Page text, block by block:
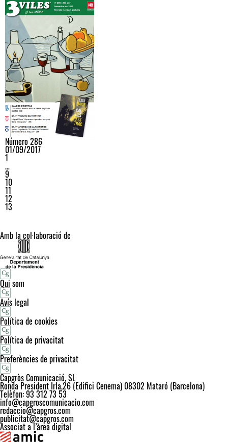
Número 286
01/09/2017
1
…
9
10
11
12
13
Amb la col·laboració de
Qui som
Avís legal
Política de cookies
Política de privacitat
Preferències de privacitat
Capgròs Comunicació, SL
Ronda President Irla,26 (Edifici Cenema) 08302 Mataró (Barcelona)
Telèfon: 93 312 73 53
info@capgroscomunicacio.com
redaccio@capgros.com
publicitat@capgros.com
Associat a l’àrea digital